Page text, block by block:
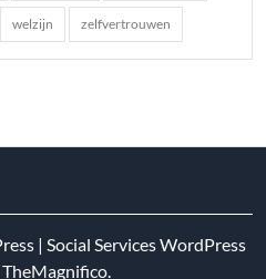
welzijn zelfvertrouwen
| Social Services WordPress
TheMagnifico.